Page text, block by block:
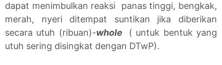
dapat menimbulkan reaksi panas tinggi, bengkak,
merah, nyeri ditempat suntikan jika diberikan
secara utuh (ribuan)-whole
( untuk bentuk yang
utuh sering disingkat dengan DTwP).